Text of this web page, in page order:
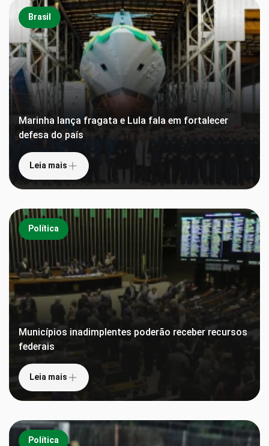
Brasil
Marinha lança fragata e Lula fala em fortalecer
defesa do país
Leia mais
Política
Municípios inadimplentes poderão receber recursos
federais
Leia mais
Política